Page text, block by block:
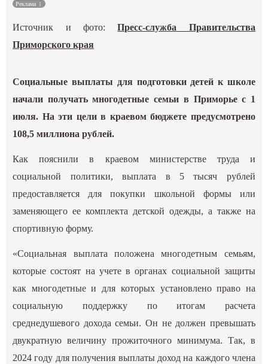
Реклама
Источник и фото:Пресс-служба Правительства
Приморского края
Социальные выплаты для подготовки детей к школе
начали получать многодетные семьи в Приморье с 1
июля. На эти цели в краевом бюджете предусмотрено
108,5 миллиона рублей.
Как пояснили в краевом министерстве труда и
социальной политики, выплата в 5 тысяч рублей
предоставляется для покупки школьной формы или
заменяющего ее комплекта детской одежды, а также на
спортивную форму.
«Социальная выплата положена многодетным семьям,
которые состоят на учете в органах социальной защиты
как многодетные и для которых установлено право на
социальную поддержку по итогам расчета
среднедушевого дохода семьи. Он не должен превышать
двукратную величину прожиточного минимума. Так, в
2024 году для получения выплаты доход на каждого члена